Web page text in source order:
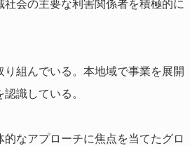
会の主要な利害関係者を積極的に
組んでいる。本地域で事業を展開
識している。
なアプローチに焦点を当てたグロ